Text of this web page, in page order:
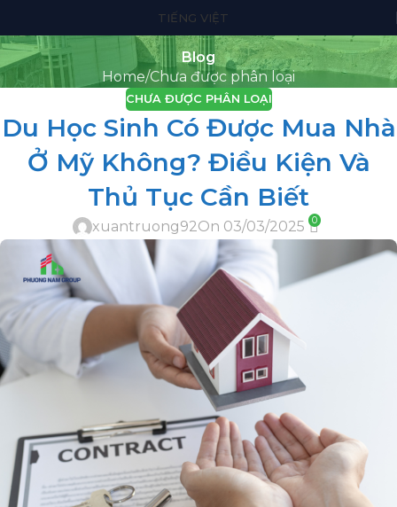
TIẾNG VIỆT
Blog
Home Chưa được phân loại
CHƯA ĐƯỢC PHÂN LOẠI
Du Học Sinh Có Được Mua Nhà
Ở Mỹ Không? Điều Kiện Và
Thủ Tục Cần Biết
xuantruong92On 03/03/2025 0